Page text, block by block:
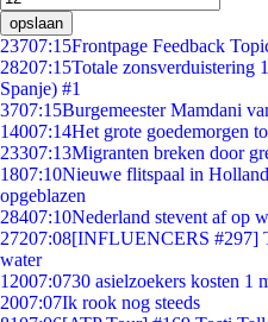
opslaan
23707:15Frontpage Feedback
28207:15Totale zonsverduistering
Spanje) #1
3707:15Burgemeester Mamdani
14007:14Het grote goedemorgen
23307:13Migranten breken door
1807:10Nieuwe flitspaal in
opgeblazen
28407:10Nederland stevent af op
27207:08[INFLUENCERS #297]
water
12007:0730 asielzoekers kosten 1
2007:07Ik rook nog steeds